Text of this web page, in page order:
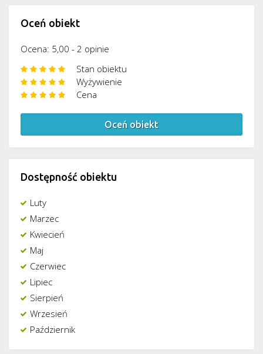
Oceń obiekt
Ocena: 5,00 - 2 opinie
Stan obiektu
Wyżywienie
Cena
Oceń obiekt
Dostępność obiektu
Luty
Marzec
Kwiecień
Maj
Czerwiec
Lipiec
Sierpień
Wrzesień
Październik